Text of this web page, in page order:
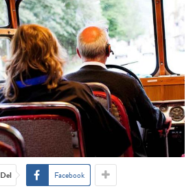
Del Facebook